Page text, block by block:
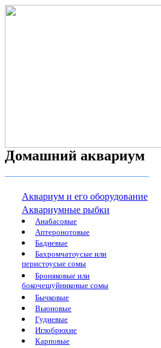
Домашний аквариум
Аквариум и его оборудование
Аквариумные рыбки
Анабасовые
Аптеронотовые
Бадиевые
Бахромчатоусые или
перистоусые сомы
Броняковые или
бокочешуйниковые сомы
Бычковые
Вьюновые
Гудиевые
Иглобрюхие
Карповые